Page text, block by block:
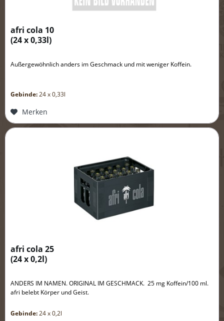
afri cola 10
(24 x 0,33l)
Außergewöhnlich anders im Geschmack und mit weniger Koffein.
Gebinde:24 x 0,33l
Merken
afri cola 25
(24 x 0,2l)
ANDERS IM NAMEN. ORIGINAL IM GESCHMACK. 25 mg Koffein/100 ml.
afri belebt Körper und Geist.
Gebinde:24 x 0,2l